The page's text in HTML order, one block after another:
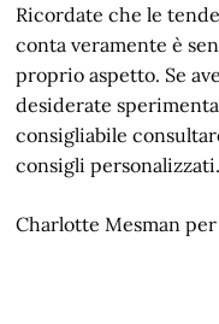
Ricordate che le
conta veramente è
proprio aspetto. Se
desiderate
consigliabile
consigli personalizzati.
Charlotte Mesman